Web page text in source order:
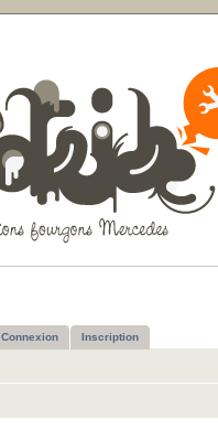
Connexion Inscription